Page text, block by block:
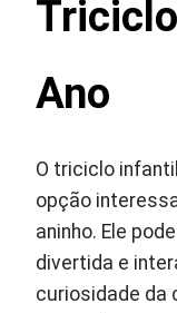
Ano
O triciclo
opção
aninho. Ele
divertida e
curiosidade da